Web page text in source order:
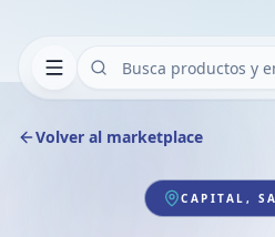
Volver al marketplace
CAPITAL,